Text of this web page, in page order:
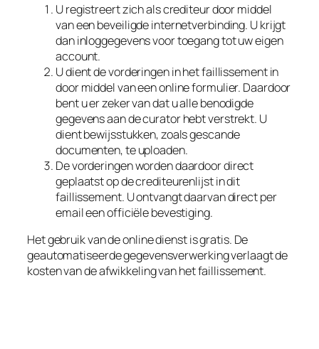
U registreert zich als crediteur door middel
van een beveiligde internetverbinding. U krijgt
dan inloggegevens voor toegang tot uw eigen
account.
U dient de vorderingen in het faillissement in
door middel van een online formulier. Daardoor
bent u er zeker van dat u alle benodigde
gegevens aan de curator hebt verstrekt. U
dient bewijsstukken, zoals gescande
documenten, te uploaden.
De vorderingen worden daardoor direct
geplaatst op de crediteurenlijst in dit
faillissement. U ontvangt daarvan direct per
email een officiële bevestiging.
Het gebruik van de online dienst is gratis. De
geautomatiseerde gegevensverwerking verlaagt de
kosten van de afwikkeling van het faillissement.